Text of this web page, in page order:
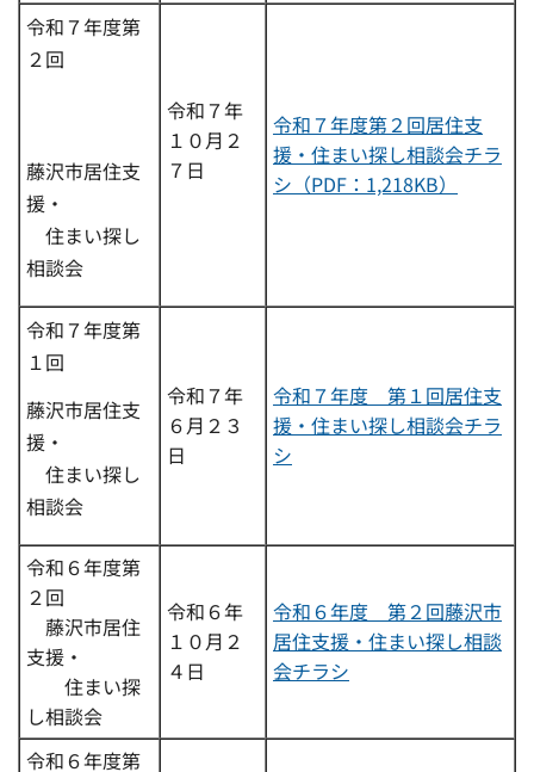
令和７年度第
２回
藤沢市居住支
援・
住まい探し
相談会
令和７年
１０月２
７日
令和７年度第２回居住支
援・住まい探し相談会チラ
シ（PDF：1,218KB）
令和７年度第
１回
藤沢市居住支
援・
住まい探し
相談会
令和７年
６月２３
日
令和７年度 第１回居住支
援・住まい探し相談会チラ
シ
令和６年度第
２回
藤沢市居住
支援・
住まい探
し相談会
令和６年
１０月２
４日
令和６年度 第２回藤沢市
居住支援・住まい探し相談
会チラシ
令和６年度第